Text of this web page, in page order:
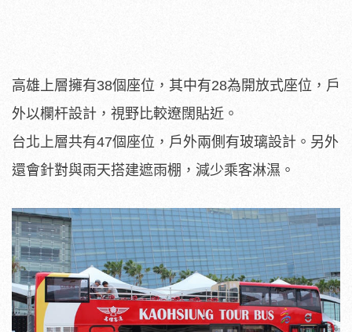
高雄上層擁有38個座位，其中有28為開放式座位，戶
外以欄杆設計，視野比較遼闊貼近。
台北上層共有47個座位，戶外兩側有玻璃設計。另外
還會針對與雨天搭建遮雨棚，減少乘客淋濕。